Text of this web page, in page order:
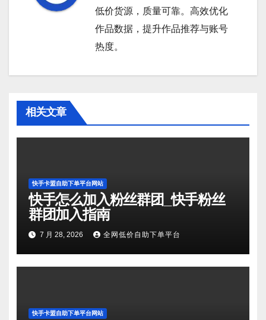
低价货源，质量可靠。高效优化
作品数据，提升作品推荐与账号
热度。
相关文章
快手卡盟自助下单平台网站
快手怎么加入粉丝群团_快手粉丝
群团加入指南
7 月 28, 2026 全网低价自助下单平台
快手卡盟自助下单平台网站